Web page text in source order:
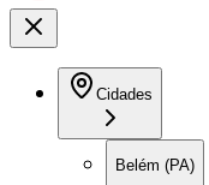
Cidades
Belém (PA)